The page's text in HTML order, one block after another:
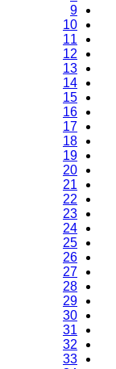
9
10
11
12
13
14
15
16
17
18
19
20
21
22
23
24
25
26
27
28
29
30
31
32
33